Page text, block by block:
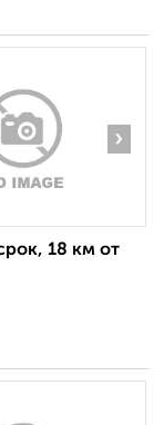
›
18 км от